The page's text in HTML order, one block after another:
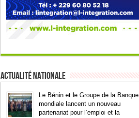
Actualité Nationale
Le Bénin et le Groupe de la Banque
mondiale lancent un nouveau
partenariat pour l’emploi et la